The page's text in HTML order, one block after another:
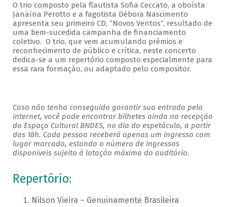
O trio composto pela flautista Sofia Ceccato, a oboísta
Janaína Perotto e a fagotista Débora Nascimento
apresenta seu primeiro CD, “Novos Ventos”, resultado de
uma bem-sucedida campanha de financiamento
coletivo. O trio, que vem acumulando prêmios e
reconhecimento de público e crítica, neste concerto
dedica-se a um repertório composto especialmente para
essa rara formação, ou adaptado pelo compositor.
Caso não tenha conseguido garantir sua entrada pela
internet, você pode encontrar bilhetes ainda na recepção
do Espaço Cultural BNDES, no dia do espetáculo, a partir
das 18h. Cada pessoa receberá apenas um ingresso com
lugar marcado, estando o número de ingressos
disponíveis sujeito à lotação máxima do auditório.
Repertório:
Nilson Vieira – Genuinamente Brasileira